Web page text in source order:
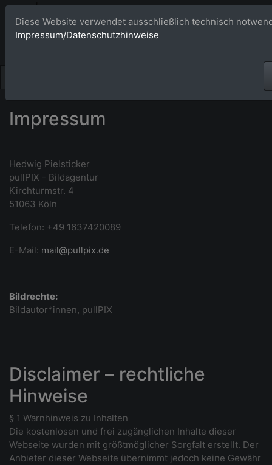
Bildagentur
Impressum
Hedwig Pielsticker
pullPIX - Bildagentur
Kirchturmstr. 4
51063 Köln
Telefon: +49 1637420089
E-Mail: mail@pullpix.de
Bildrechte:
Bildautor*innen, pullPIX
Disclaimer – rechtliche
Hinweise
§ 1 Warnhinweis zu Inhalten
Die kostenlosen und frei zugänglichen Inhalte dieser
Webseite wurden mit größtmöglicher Sorgfalt erstellt. Der
Anbieter dieser Webseite übernimmt jedoch keine Gewähr
Diese Website verwendet ausschließlich technisch
Impressum/Datenschutzhinweise